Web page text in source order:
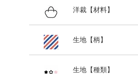
洋裁【材料】
生地【柄】
生地【種類】